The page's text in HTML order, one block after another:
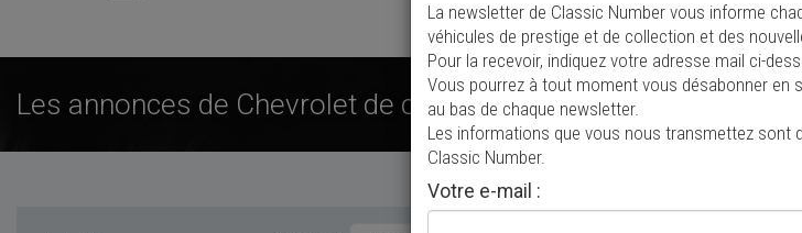
Ajouter une annonce
Les annonces de Chevrolet de collection à vendre
La newsletter de Classic Number vous informe
véhicules de prestige et de collection et des
Pour la recevoir, indiquez votre adresse mail ci-
Vous pourrez à tout moment vous désabonner en
au bas de chaque newsletter.
Les informations que vous nous transmettez sont
Classic Number.
Votre e-mail :